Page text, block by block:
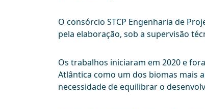
O consórcio STCP Engenharia de
pela elaboração, sob a supervisão
Os trabalhos iniciaram em 2020 e
Atlântica como um dos biomas mais
necessidade de equilibrar o